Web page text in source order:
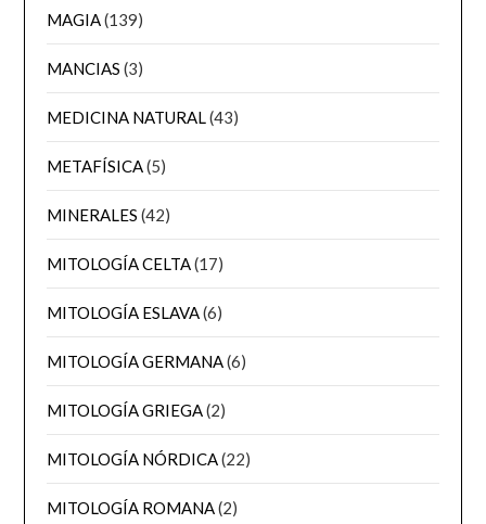
MAGIA(139)
MANCIAS (3)
MEDICINA NATURAL(43)
METAFÍSICA(5)
MINERALES (42)
MITOLOGÍA CELTA(17)
MITOLOGÍA ESLAVA(6)
MITOLOGÍA GERMANA(6)
MITOLOGÍA GRIEGA(2)
MITOLOGÍA NÓRDICA(22)
MITOLOGÍA ROMANA(2)